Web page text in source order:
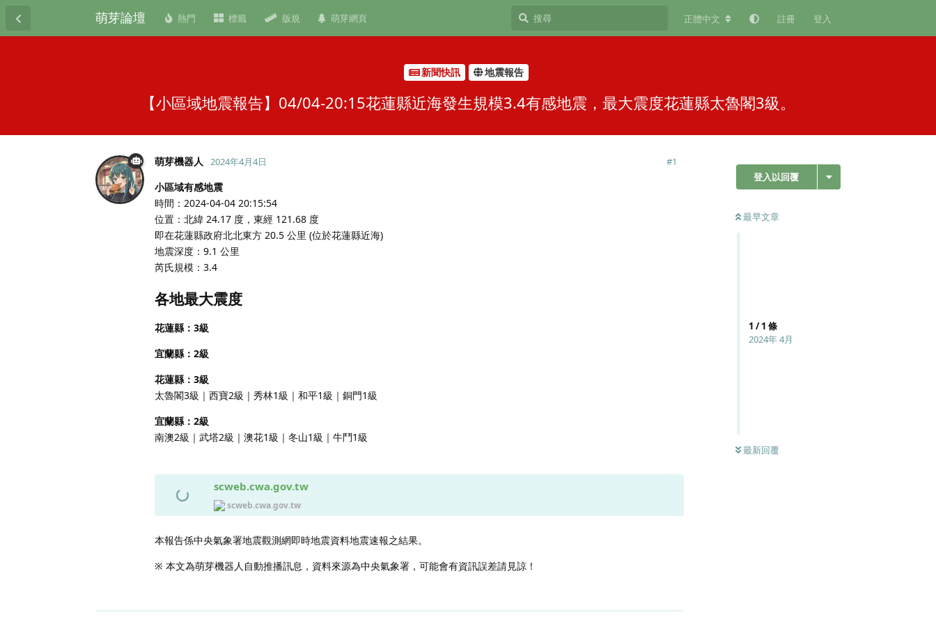
萌芽論壇 熱門 標籤 版規 萌芽網頁 正體中文 註冊 登入
新聞快訊 地震報告
【小區域地震報告】04/04-20:15花蓮縣近海發生規模3.4有感地震，最大震度花蓮縣太魯閣3級。
登入以回覆
最早文章
1 /1 條
2024年 4月
最新回覆
萌芽機器人 2024年4月4日 #1
小區域有感地震
時間：2024-04-04 20:15:54
位置：北緯 24.17 度，東經 121.68 度
即在花蓮縣政府北北東方 20.5 公里 (位於花蓮縣近海)
地震深度：9.1 公里
芮氏規模：3.4
各地最大震度
花蓮縣：3級
宜蘭縣：2級
花蓮縣：3級
太魯閣3級｜西寶2級｜秀林1級｜和平1級｜銅門1級
宜蘭縣：2級
南澳2級｜武塔2級｜澳花1級｜冬山1級｜牛鬥1級
scweb.cwa.gov.tw
scweb.cwa.gov.tw
本報告係中央氣象署地震觀測網即時地震資料地震速報之結果。
※ 本文為萌芽機器人自動推播訊息，資料來源為中央氣象署，可能會有資訊誤差請見諒！